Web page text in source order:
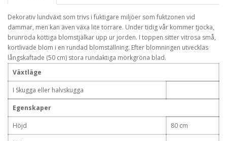
Dekorativ lundväxt som trivs i fuktigare miljöer som fuktzonen vid
dammar, men kan även växa lite torrare. Under tidig vår kommer tjocka,
brunröda köttiga blomstjälkar upp ur jorden. I toppen sitter vitrosa små,
kortlivade blom i en rundad blomställning. Efter blomningen utvecklas
långskaftade (50 cm) stora rundaktiga mörkgröna blad.
Växtläge
I Skugga eller halvskugga
Egenskaper
Höjd 80 cm